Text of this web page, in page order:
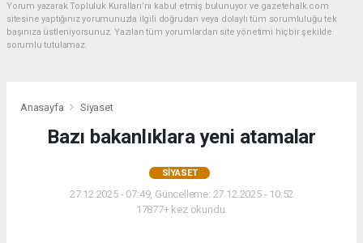
Yorum yazarak Topluluk Kuralları’nı kabul etmiş bulunuyor ve gazetehalk.com
sitesine yaptığınız yorumunuzla ilgili doğrudan veya dolaylı tüm sorumluluğu tek
başınıza üstleniyorsunuz. Yazılan tüm yorumlardan site yönetimi hiçbir şekilde
sorumlu tutulamaz.
Anasayfa Siyaset
Bazı bakanlıklara yeni atamalar
SIYASET
27.12.2025 - 07:49, Güncelleme: 27.12.2025 - 10:52
17877+ kez okundu.